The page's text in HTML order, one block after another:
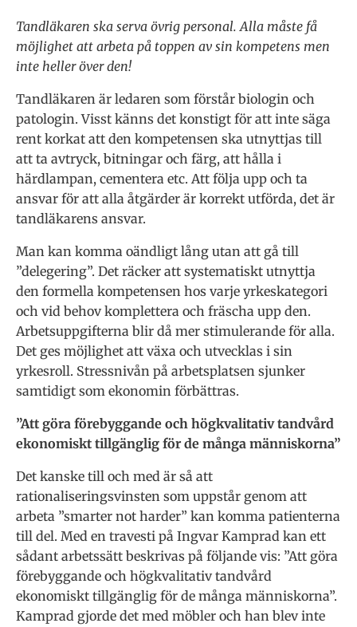
Tandläkaren ska serva övrig personal. Alla måste få
möjlighet att arbeta på toppen av sin kompetens men
inte heller över den!
Tandläkaren är ledaren som förstår biologin och
patologin. Visst känns det konstigt för att inte säga
rent korkat att den kompetensen ska utnyttjas till
att ta avtryck, bitningar och färg, att hålla i
härdlampan, cementera etc. Att följa upp och ta
ansvar för att alla åtgärder är korrekt utförda, det är
tandläkarens ansvar.
Man kan komma oändligt lång utan att gå till
”delegering”. Det räcker att systematiskt utnyttja
den formella kompetensen hos varje yrkeskategori
och vid behov komplettera och fräscha upp den.
Arbetsuppgifterna blir då mer stimulerande för alla.
Det ges möjlighet att växa och utvecklas i sin
yrkesroll. Stressnivån på arbetsplatsen sjunker
samtidigt som ekonomin förbättras.
”Att göra förebyggande och högkvalitativ tandvård
ekonomiskt tillgänglig för de många människorna”
Det kanske till och med är så att
rationaliseringsvinsten som uppstår genom att
arbeta ”smarter not harder” kan komma patienterna
till del. Med en travesti på Ingvar Kamprad kan ett
sådant arbetssätt beskrivas på följande vis: ”Att göra
förebyggande och högkvalitativ tandvård
ekonomiskt tillgänglig för de många människorna”.
Kamprad gjorde det med möbler och han blev inte